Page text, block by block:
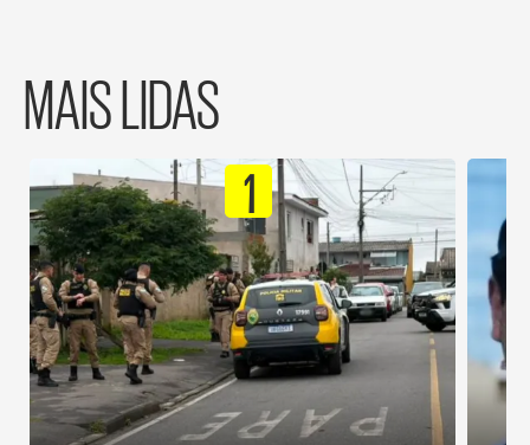
MAIS LIDAS
1